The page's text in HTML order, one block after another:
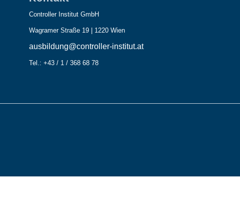
Controller Institut GmbH
Wagramer Straße 19 | 1220 Wien
ausbildung@controller-institut.at
Tel.: +43 / 1 / 368 68 78